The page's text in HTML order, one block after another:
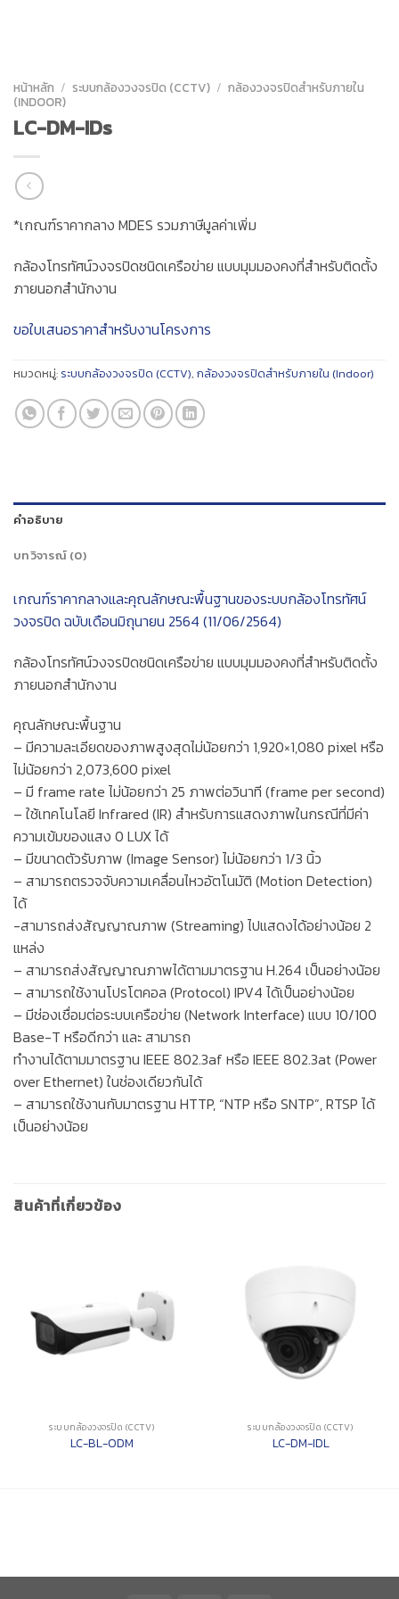
หน้าหลัก / ระบบกล้องวงจรปิด (CCTV) / กล้องวงจรปิดสำหรับภายใน
(INDOOR)
LC-DM-IDs
*เกณฑ์ราคากลาง MDES รวมภาษีมูลค่าเพิ่ม
กล้องโทรทัศน์วงจรปิดชนิดเครือข่าย แบบมุมมองคงที่สำหรับติดตั้ง
ภายนอกสำนักงาน
ขอใบเสนอราคาสำหรับงานโครงการ
หมวดหมู่: ระบบกล้องวงจรปิด (CCTV), กล้องวงจรปิดสำหรับภายใน (Indoor)
คำอธิบาย
บทวิจารณ์ (0)
เกณฑ์ราคากลางและคุณลักษณะพื้นฐานของระบบกล้องโทรทัศน์
วงจรปิด ฉบับเดือนมิถุนายน 2564 (11/06/2564)
กล้องโทรทัศน์วงจรปิดชนิดเครือข่าย แบบมุมมองคงที่สำหรับติดตั้ง
ภายนอกสำนักงาน
คุณลักษณะพื้นฐาน
– มีความละเอียดของภาพสูงสุดไม่น้อยกว่า 1,920×1,080 pixel หรือ
ไม่น้อยกว่า 2,073,600 pixel
– มี frame rate ไม่น้อยกว่า 25 ภาพต่อวินาที (frame per second)
– ใช้เทคโนโลยี Infrared (IR) สำหรับการแสดงภาพในกรณีที่มีค่า
ความเข้มของแสง 0 LUX ได้
– มีขนาดตัวรับภาพ (Image Sensor) ไม่น้อยกว่า 1/3 นิ้ว
– สามารถตรวจจับความเคลื่อนไหวอัตโนมัติ (Motion Detection)
ได้
-สามารถส่งสัญญาณภาพ (Streaming) ไปแสดงได้อย่างน้อย 2
แหล่ง
– สามารถส่งสัญญาณภาพได้ตามมาตรฐาน H.264 เป็นอย่างน้อย
– สามารถใช้งานโปรโตคอล (Protocol) IPV4 ได้เป็นอย่างน้อย
– มีช่องเชื่อมต่อระบบเครือข่าย (Network Interface) แบบ 10/100
Base-T หรือดีกว่า และ สามารถ
ทำงานได้ตามมาตรฐาน IEEE 802.3af หรือ IEEE 802.3at (Power
over Ethernet) ในช่องเดียวกันได้
– สามารถใช้งานกับมาตรฐาน HTTP, “NTP หรือ SNTP”, RTSP ได้
เป็นอย่างน้อย
สินค้าที่เกี่ยวข้อง
ระบบกล้องวงจรปิด (CCTV)
LC-BL-ODM
ระบบกล้องวงจรปิด (CCTV)
LC-DM-IDL